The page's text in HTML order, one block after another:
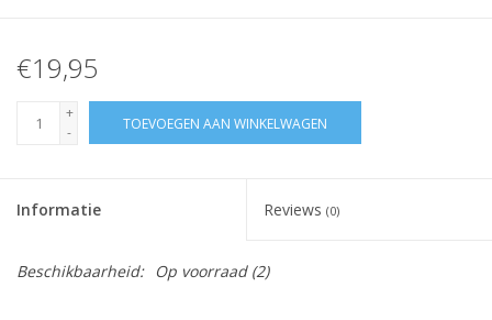
€19,95
+
-
TOEVOEGEN AAN WINKELWAGEN
Informatie Reviews (0)
Beschikbaarheid: Op voorraad(2)